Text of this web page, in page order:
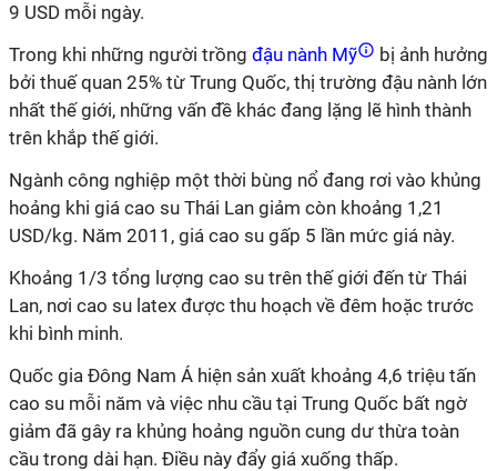
9 USD mỗi ngày.
Trong khi những người trồng đậu nành Mỹ
bị ảnh hưởng
bởi thuế quan 25% từ Trung Quốc, thị trường đậu nành lớn
nhất thế giới, những vấn đề khác đang lặng lẽ hình thành
trên khắp thế giới.
Ngành công nghiệp một thời bùng nổ đang rơi vào khủng
hoảng khi giá cao su Thái Lan giảm còn khoảng 1,21
USD/kg. Năm 2011, giá cao su gấp 5 lần mức giá này.
Khoảng 1/3 tổng lượng cao su trên thế giới đến từ Thái
Lan, nơi cao su latex được thu hoạch về đêm hoặc trước
khi bình minh.
Quốc gia Đông Nam Á hiện sản xuất khoảng 4,6 triệu tấn
cao su mỗi năm và việc nhu cầu tại Trung Quốc bất ngờ
giảm đã gây ra khủng hoảng nguồn cung dư thừa toàn
cầu trong dài hạn. Điều này đẩy giá xuống thấp.